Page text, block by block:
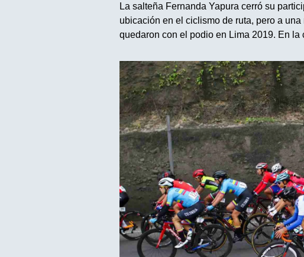
La salteña Fernanda Yapura cerró su
ubicación en el ciclismo de ruta, pero a
quedaron con el podio en Lima 2019. En